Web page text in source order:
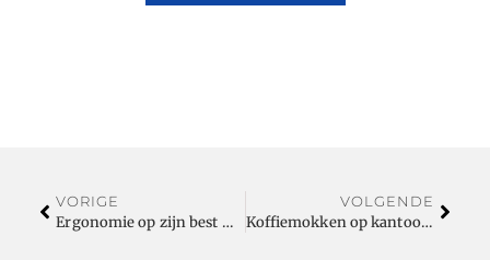
VORIGE
Ergonomie op zijn best met rh logic
VOLGENDE
Koffiemokken op kantoor, doe het goed